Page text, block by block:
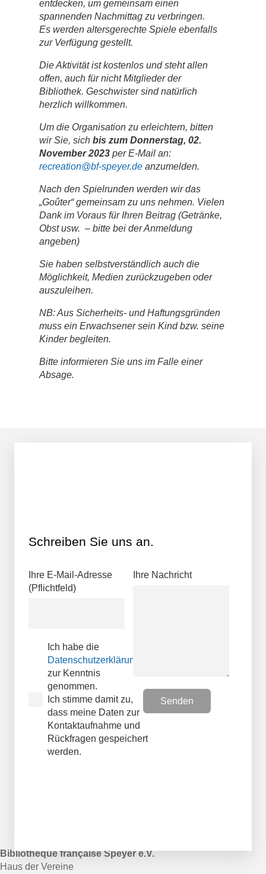
entdecken, um gemeinsam einen
spannenden Nachmittag zu verbringen.
Es werden altersgerechte Spiele ebenfalls
zur Verfügung gestellt.
Die Aktivität ist kostenlos und steht allen
offen, auch für nicht Mitglieder der
Bibliothek. Geschwister sind natürlich
herzlich willkommen.
Um die Organisation zu erleichtern, bitten
wir Sie, sich bis zum Donnerstag, 02.
November 2023per E-Mail an:
recreation@bf-speyer.deanzumelden.
Nach den Spielrunden werden wir das
„Goûter“ gemeinsam zu uns nehmen. Vielen
Dank im Voraus für Ihren Beitrag (Getränke,
Obst usw. – bitte bei der Anmeldung
angeben)
Sie haben selbstverständlich auch die
Möglichkeit, Medien zurückzugeben oder
auszuleihen.
NB: Aus Sicherheits- und Haftungsgründen
muss ein Erwachsener sein Kind bzw. seine
Kinder begleiten.
Bitte informieren Sie uns im Falle einer
Absage.
Schreiben Sie uns an.
Ihre E-Mail-Adresse
(Pflichtfeld)
Ich habe die
Datenschutzerklärungen
zur Kenntnis
genommen.
Ich stimme damit zu,
dass meine Daten zur
Kontaktaufnahme und
Rückfragen gespeichert
werden.
Ihre Nachricht
Bibliothèque française Speyer e.V.
Haus der Vereine